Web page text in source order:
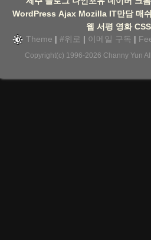
WordPress Ajax Mozilla IT만담 매
웹 서평 영화 CSS
Theme | #위로 | 이메일 구독 |
Copyright(c) 1996-2026 Channy Yun